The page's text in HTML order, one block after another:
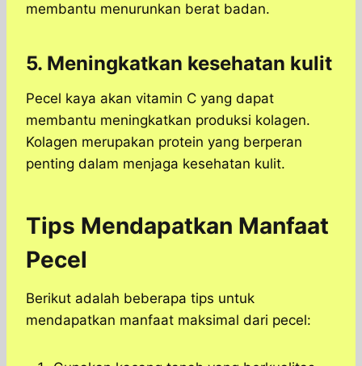
membantu menurunkan berat badan.
5. Meningkatkan kesehatan kulit
Pecel kaya akan vitamin C yang dapat
membantu meningkatkan produksi kolagen.
Kolagen merupakan protein yang berperan
penting dalam menjaga kesehatan kulit.
Tips Mendapatkan Manfaat
Pecel
Berikut adalah beberapa tips untuk
mendapatkan manfaat maksimal dari pecel: